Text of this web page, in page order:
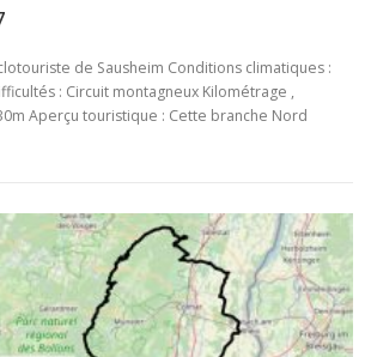
de Sausheim Conditions climatiques :
: Circuit montagneux Kilométrage ,
Aperçu touristique : Cette branche Nord